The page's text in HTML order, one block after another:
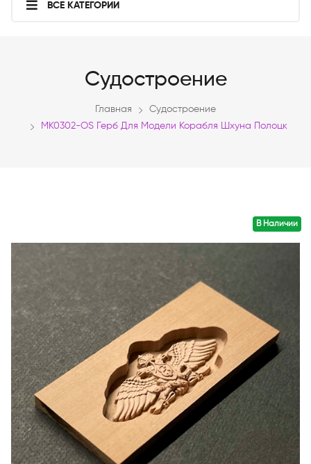
ВСЕ КАТЕГОРИИ
Судостроение
Главная
Судостроение
MK0302-OS Герб Для Модели Корабля Шхуна Полоцк
В Наличии